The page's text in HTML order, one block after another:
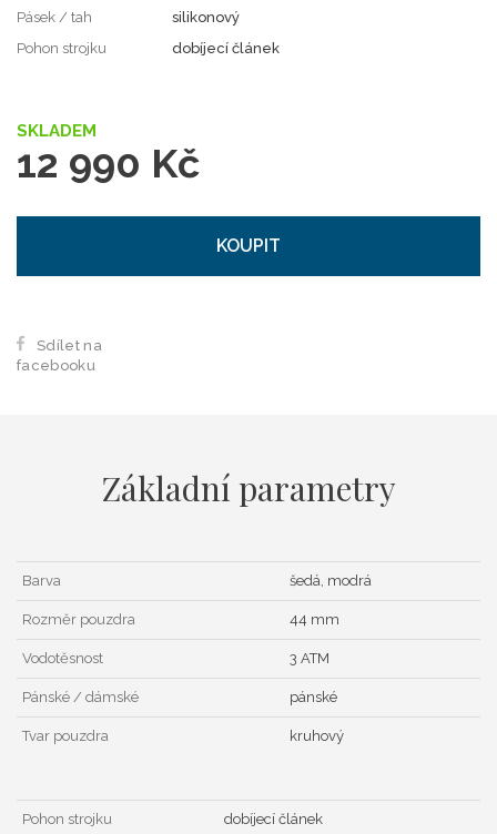
Pásek / tah
silikonový
Pohon strojku
dobíjecí článek
SKLADEM
12 990 Kč
KOUPIT
Sdílet na
facebooku
Základní parametry
Barva šedá, modrá
Rozměr pouzdra 44 mm
Vodotěsnost 3 ATM
Pánské / dámské pánské
Tvar pouzdra kruhový
Pohon strojku dobíjecí článek